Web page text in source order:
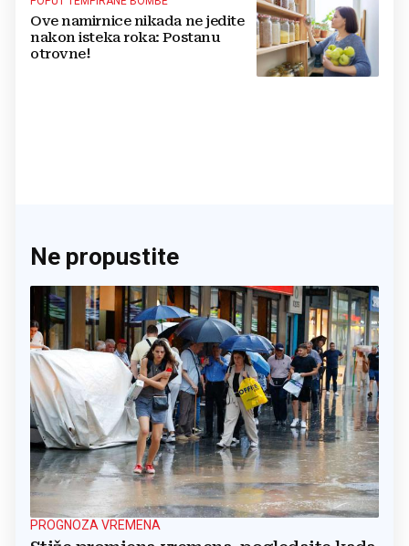
Ove namirnice nikada ne jedite
nakon isteka roka: Postanu
otrovne!
Ne propustite
PROGNOZA VREMENA